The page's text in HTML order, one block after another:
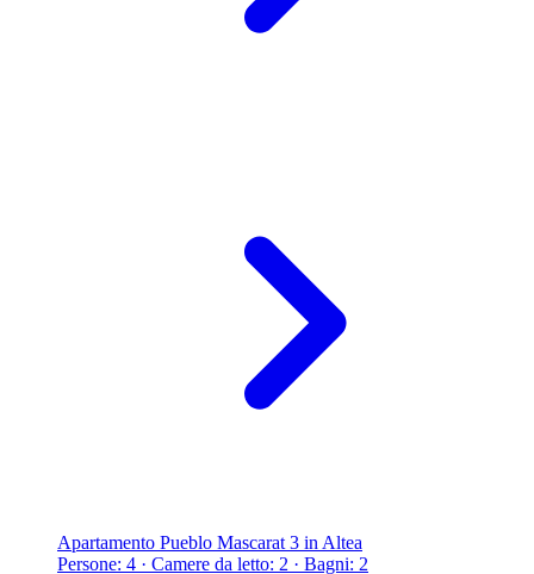
Apartamento Pueblo Mascarat 3 in Altea
Persone: 4 · Camere da letto: 2 · Bagni: 2